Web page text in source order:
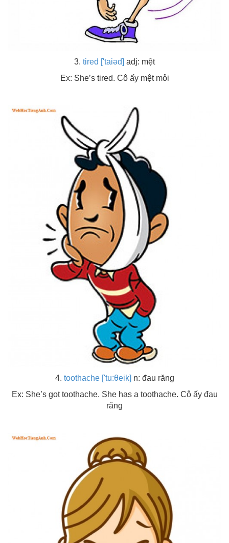
3. tired ['taiəd] adj: mệt
Ex: She’s tired. Cô ấy mệt mỏi
4. toothache ['tu:θeik] n: đau răng
Ex: She’s got toothache. She has a toothache. Cô ấy đau
răng